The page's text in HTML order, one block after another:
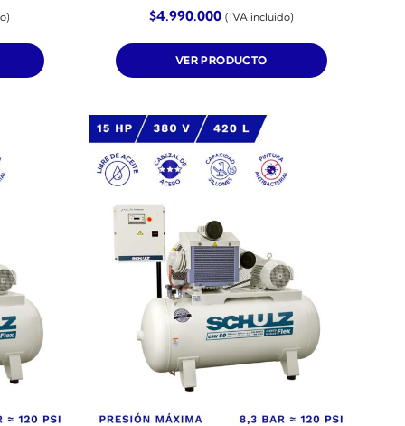
$4.990.000 (IVA incluido)
VER PRODUCTO